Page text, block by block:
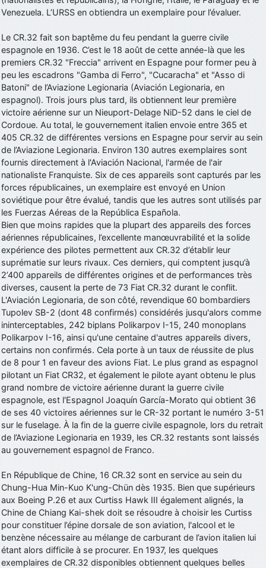
Venezuela. L’URSS en obtiendra un exemplaire pour l’évaluer.
Le CR.32 fait son baptême du feu pendant la guerre civile
espagnole en 1936. C’est le 18 août de cette année-là que les
premiers CR.32 "Freccia" arrivent en Espagne pour former peu à
peu les escadrons "Gamba di Ferro", "Cucaracha" et "Asso di
Batoni" de l’Aviazione Legionaria (Aviación Legionaria, en
espagnol). Trois jours plus tard, ils obtiennent leur première
victoire aérienne sur un Nieuport-Delage NiD-52 dans le ciel de
Cordoue. Au total, le gouvernement italien envoie entre 365 et
405 CR.32 de différentes versions en Espagne pour servir au sein
de l’Aviazione Legionaria. Environ 130 autres exemplaires sont
fournis directement à l'Aviación Nacional, l'armée de l'air
nationaliste Franquiste. Six de ces appareils sont capturés par les
forces républicaines, un exemplaire est envoyé en Union
soviétique pour être évalué, tandis que les autres sont utilisés par
les Fuerzas Aéreas de la República Española.
Bien que moins rapides que la plupart des appareils des forces
aériennes républicaines, l’excellente manœuvrabilité et la solide
expérience des pilotes permettent aux CR.32 d’établir leur
suprématie sur leurs rivaux. Ces derniers, qui comptent jusqu’à
2’400 appareils de différentes origines et de performances très
diverses, causent la perte de 73 Fiat CR.32 durant le conflit.
L'Aviación Legionaria, de son côté, revendique 60 bombardiers
Tupolev SB-2 (dont 48 confirmés) considérés jusqu'alors comme
ininterceptables, 242 biplans Polikarpov I-15, 240 monoplans
Polikarpov I-16, ainsi qu'une centaine d'autres appareils divers,
certains non confirmés. Cela porte à un taux de réussite de plus
de 8 pour 1 en faveur des avions Fiat. Le plus grand as espagnol
pilotant un Fiat CR32, et également le pilote ayant obtenu le plus
grand nombre de victoire aérienne durant la guerre civile
espagnole, est l'Espagnol Joaquín García-Morato qui obtient 36
de ses 40 victoires aériennes sur le CR-32 portant le numéro 3-51
sur le fuselage. À la fin de la guerre civile espagnole, lors du retrait
de l’Aviazione Legionaria en 1939, les CR.32 restants sont laissés
au gouvernement espagnol de Franco.
En République de Chine, 16 CR.32 sont en service au sein du
Chung-Hua Min-Kuo K'ung-Chün dès 1935. Bien que supérieurs
aux Boeing P.26 et aux Curtiss Hawk III également alignés, la
Chine de Chiang Kai-shek doit se résoudre à choisir les Curtiss
pour constituer l’épine dorsale de son aviation, l'alcool et le
benzène nécessaire au mélange de carburant de l’avion italien lui
étant alors difficile à se procurer. En 1937, les quelques
exemplaires de CR.32 disponibles obtiennent quelques belles